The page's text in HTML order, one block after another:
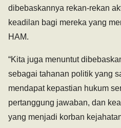
dibebaskannya rekan-rekan
keadilan bagi mereka yang
HAM.
“Kita juga menuntut
sebagai tahanan politik yang
mendapat kepastian hukum
pertanggung jawaban, dan
yang menjadi korban